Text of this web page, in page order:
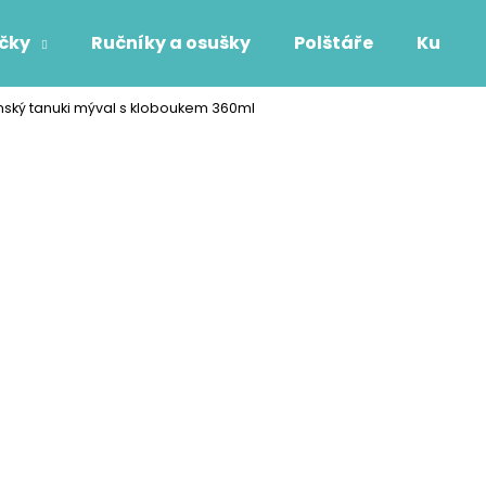
Ručníky a osušky Polštáře
tanuki mýval s kloboukem 360ml
Co potřebujete najít?